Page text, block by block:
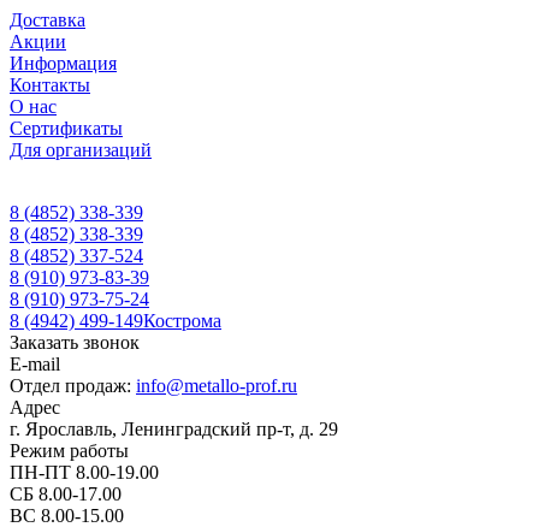
Доставка
Акции
Информация
Контакты
О нас
Сертификаты
Для организаций
8 (4852) 338-339
8 (4852) 338-339
8 (4852) 337-524
8 (910) 973-83-39
8 (910) 973-75-24
8 (4942) 499-149Кострома
Заказать звонок
E-mail
Отдел продаж: info@metallo-prof.ru
Адрес
г. Ярославль, Ленинградский пр-т, д. 29
Режим работы
ПН-ПТ 8.00-19.00
СБ 8.00-17.00
ВС 8.00-15.00